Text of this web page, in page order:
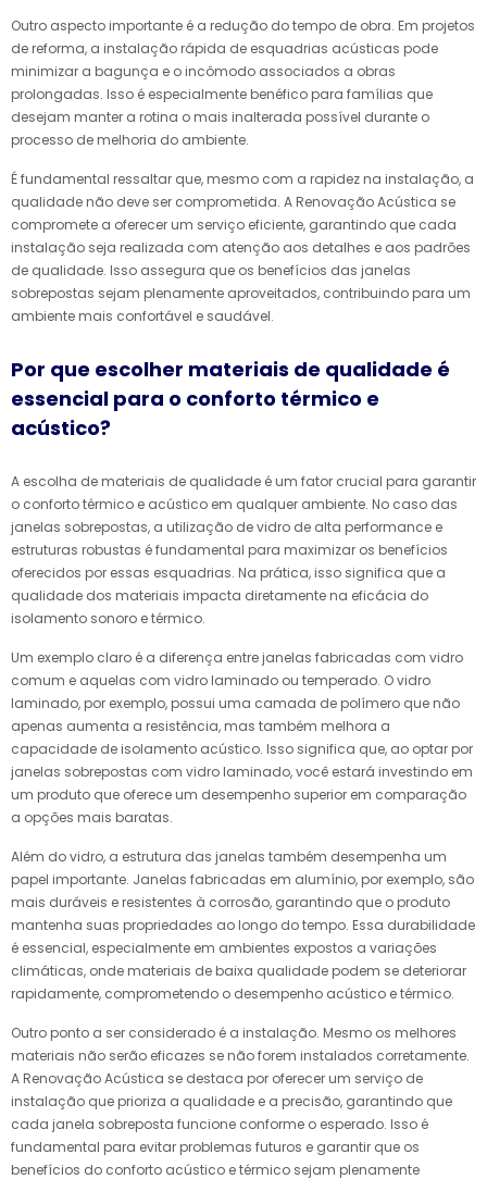
Outro aspecto importante é a redução do tempo de obra. Em projetos
de reforma, a instalação rápida de esquadrias acústicas pode
minimizar a bagunça e o incômodo associados a obras
prolongadas. Isso é especialmente benéfico para famílias que
desejam manter a rotina o mais inalterada possível durante o
processo de melhoria do ambiente.
É fundamental ressaltar que, mesmo com a rapidez na instalação, a
qualidade não deve ser comprometida. A Renovação Acústica se
compromete a oferecer um serviço eficiente, garantindo que cada
instalação seja realizada com atenção aos detalhes e aos padrões
de qualidade. Isso assegura que os benefícios das janelas
sobrepostas sejam plenamente aproveitados, contribuindo para um
ambiente mais confortável e saudável.
Por que escolher materiais de qualidade é
essencial para o conforto térmico e
acústico?
A escolha de materiais de qualidade é um fator crucial para garantir
o conforto térmico e acústico em qualquer ambiente. No caso das
janelas sobrepostas, a utilização de vidro de alta performance e
estruturas robustas é fundamental para maximizar os benefícios
oferecidos por essas esquadrias. Na prática, isso significa que a
qualidade dos materiais impacta diretamente na eficácia do
isolamento sonoro e térmico.
Um exemplo claro é a diferença entre janelas fabricadas com vidro
comum e aquelas com vidro laminado ou temperado. O vidro
laminado, por exemplo, possui uma camada de polímero que não
apenas aumenta a resistência, mas também melhora a
capacidade de isolamento acústico. Isso significa que, ao optar por
janelas sobrepostas com vidro laminado, você estará investindo em
um produto que oferece um desempenho superior em comparação
a opções mais baratas.
Além do vidro, a estrutura das janelas também desempenha um
papel importante. Janelas fabricadas em alumínio, por exemplo, são
mais duráveis e resistentes à corrosão, garantindo que o produto
mantenha suas propriedades ao longo do tempo. Essa durabilidade
é essencial, especialmente em ambientes expostos a variações
climáticas, onde materiais de baixa qualidade podem se deteriorar
rapidamente, comprometendo o desempenho acústico e térmico.
Outro ponto a ser considerado é a instalação. Mesmo os melhores
materiais não serão eficazes se não forem instalados corretamente.
A Renovação Acústica se destaca por oferecer um serviço de
instalação que prioriza a qualidade e a precisão, garantindo que
cada janela sobreposta funcione conforme o esperado. Isso é
fundamental para evitar problemas futuros e garantir que os
benefícios do conforto acústico e térmico sejam plenamente